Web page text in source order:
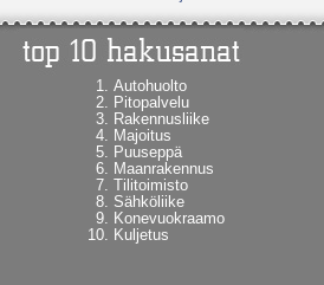
Autohuolto
Pitopalvelu
Rakennusliike
Majoitus
Puuseppä
Maanrakennus
Tilitoimisto
Sähköliike
Konevuokraamo
Kuljetus